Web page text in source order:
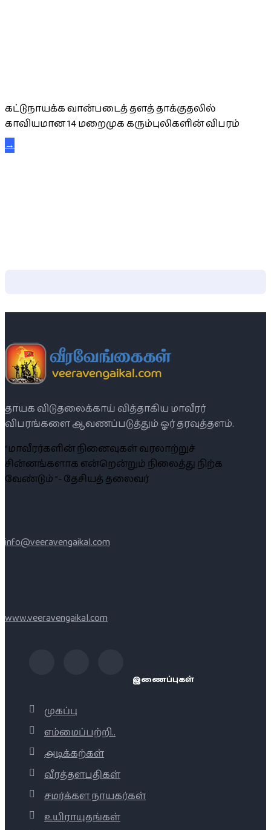
கட்டுநாயக்க வான்படைத் தளத் தாக்குதலில்
காவியமான 14 மறைமுக கரும்புலிகளின் விபரம்
→
தாயக விடுதலைக்காய் வித்தாகிய மாவீரர்
விபரங்களை ஆவணப்படுத்தும் ஓர் தரவுத்தளம்.
“மாவீரர்களின் நினைவுகள் வரலாற்றுச்
சின்னங்களாக என்றென்றும் நிலைத்து நிற்க
வேண்டும் ”- தேசியத் தலைவர்
info@veeravengaikal.com
www.veeravengaikal.com
இணைப்புகள்
முகப்பு
எம்மைப்பற்றி..
அடிக்கற்கள்
வீரத்தளபதிகள்
சமர்க்கள நாயகர்கள்
உயிராயுதங்கள்